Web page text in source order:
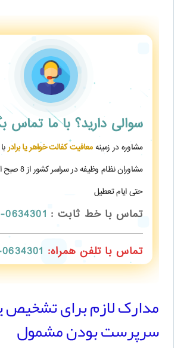
سوالی دارید؟ با ما تماس
مشاوره در زمینهمعافیت کفالت خواهر یا برادر
حتی ایام تعطیل
تماس با خط ثابت : 0634301-0996
تماس با تلفن همراه: 0634301-0996
مدارک لازم برای تشخیص
سرپرست بودن مشمول